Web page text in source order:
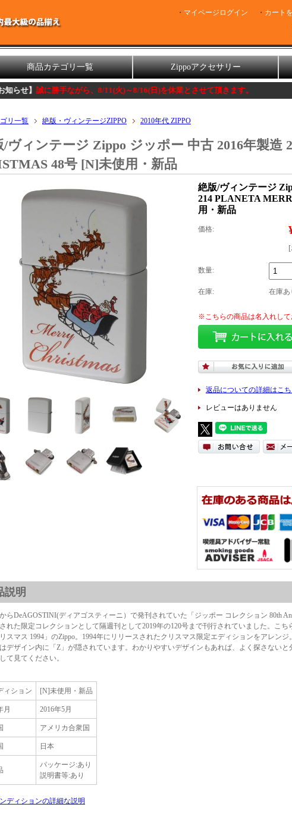
マイページログイン カート
商品カテゴリ一覧 Zippoアクセサリー
勝手ながら、8/11(火)～8/16(日)を休業とさせて頂きます。
リ一覧
絶版・ヴィンテージZIPPO 2010年代 ZIPPO
/ヴィンテージ Zippo ジッポー 中古 2016年製造
48号 [N]未使用・新品
絶版/ヴィンテージ
214 PLANETA
用・新品
価格:
数量:
在庫: 在庫あ
返品についての詳細はこち
レビューはありません
説明
らDeAGOSTINI(ディアゴスティーニ）で発刊されていた「ジッポー コレクション 80th
れた限定コレクションとして隔週刊として2019年の120号まで刊行されていました。こち
スマス 1994」のZippo。1994年にリリースされたクリスマス限定エディションをアレン
デザイン内に「Z」が隠されています。わかりやすいデザインもあれば、よく探さない
て見てください。
ィション [N]未使用・新品
月 2016年5月
アメリカ合衆国
日本
パッケージ:あり
説明書等:あり
ディションの詳細な説明